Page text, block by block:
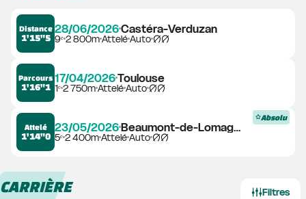
Distance
1'15"5
28/06/2026Castéra-Verduzan
9ᵉ2 800mAtteléAuto
Parcours
1'16"1
17/04/2026Toulouse
1ᵉ2 750mAtteléAuto
Attelé
1'14"0
23/05/2026 Beaumont-de-Lomagne
5ᵉ2 400mAtteléAuto
Absolu
CARRIÈRE Filtres